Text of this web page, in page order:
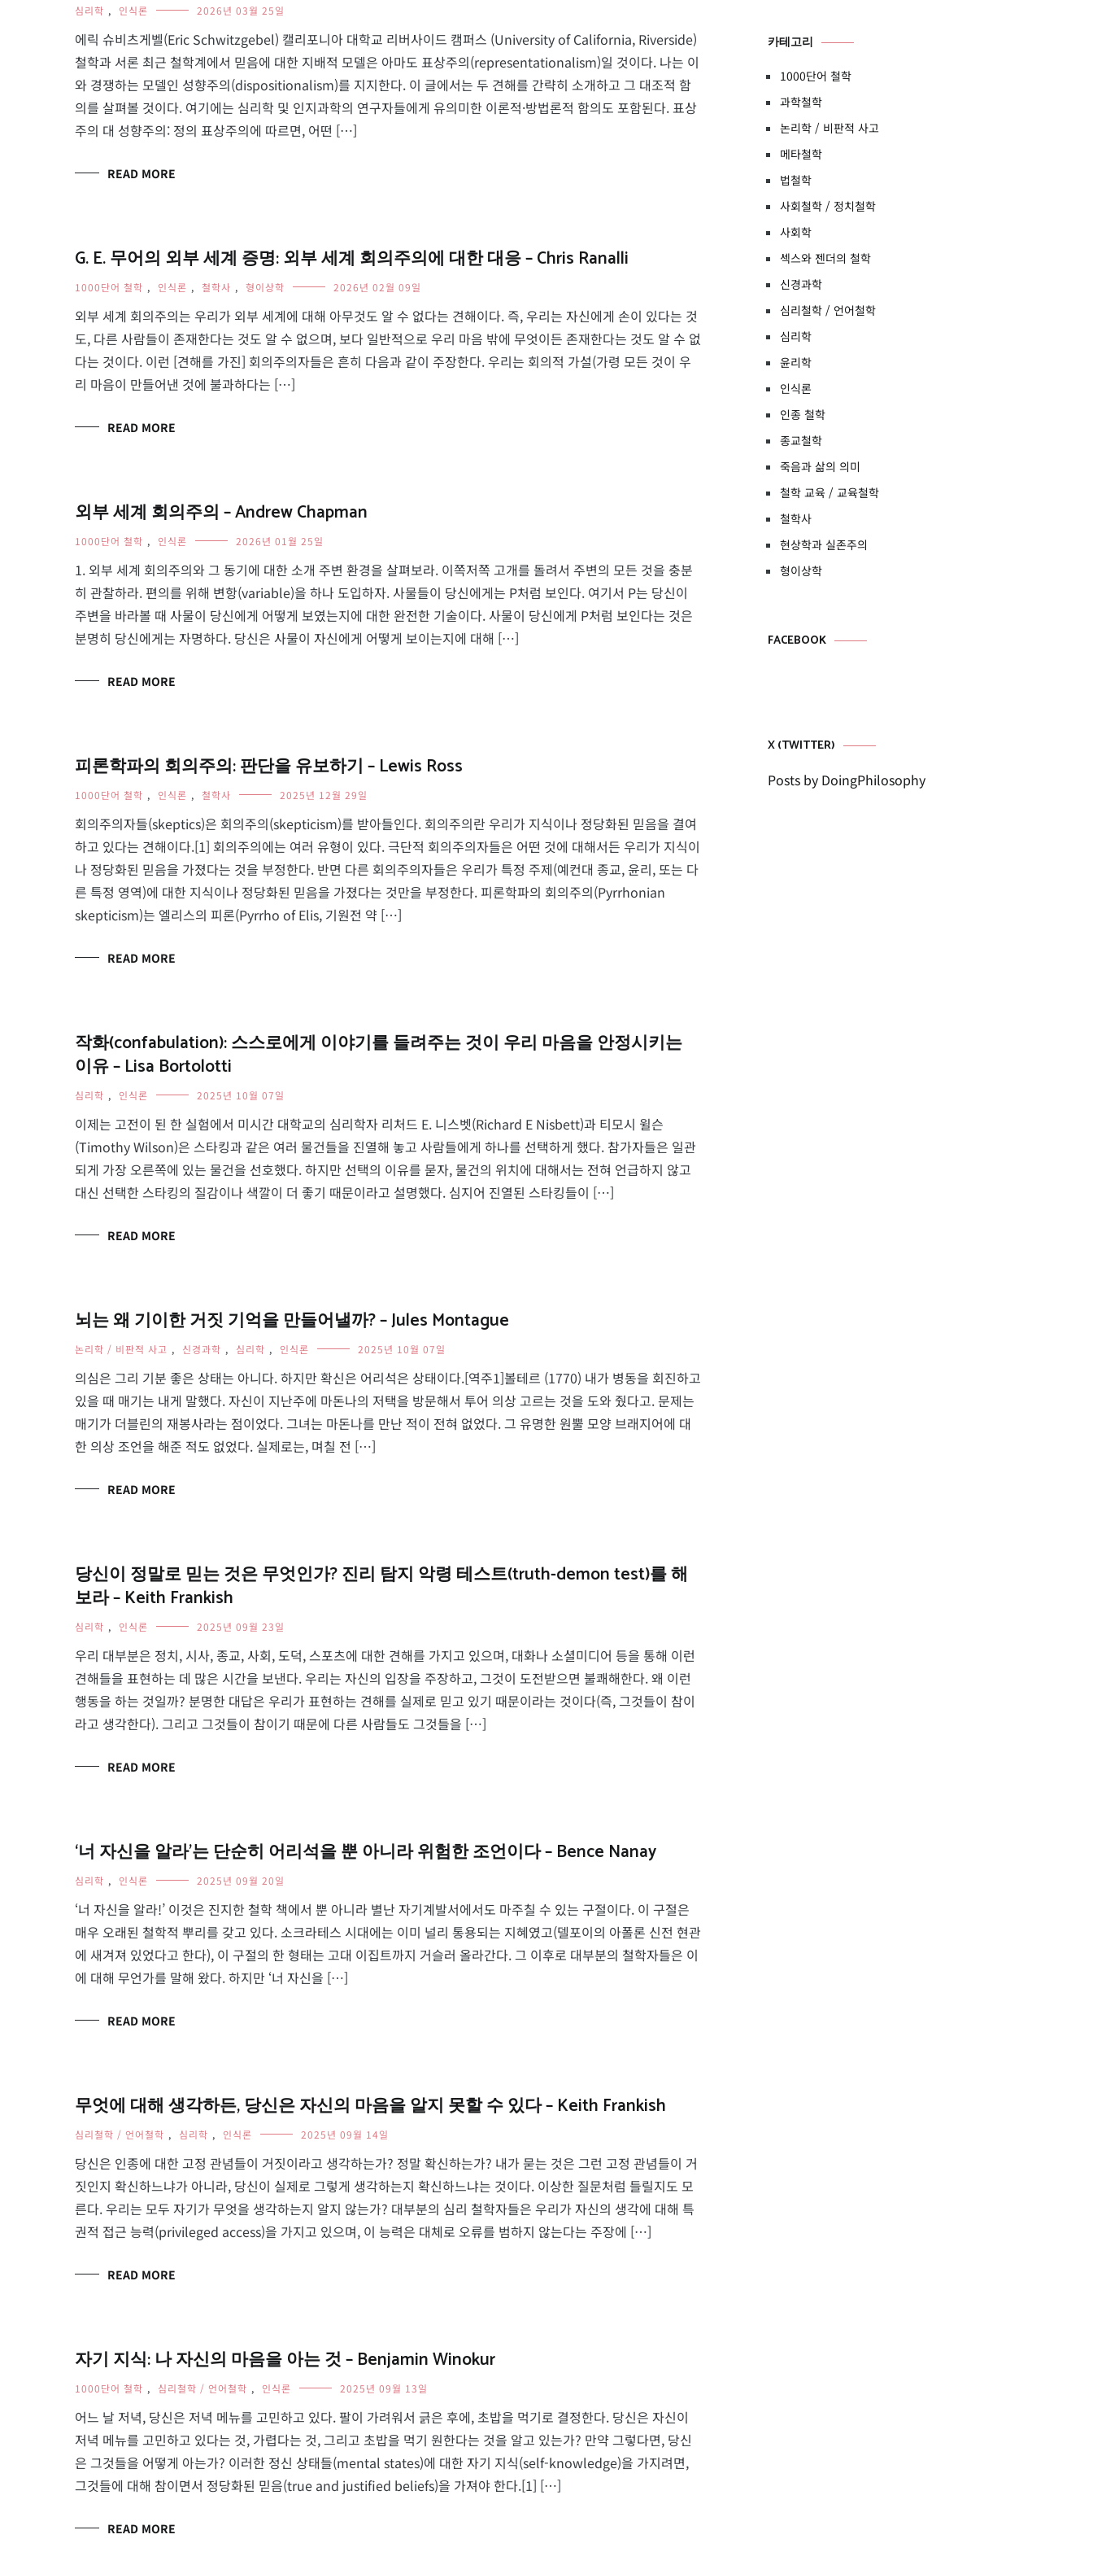
심리학 , 인식론 2026년 03월 25일
에릭 슈비츠게벨(Eric Schwitzgebel) 캘리포니아 대학교 리버사이드 캠퍼스 (University of California, Riverside)
철학과 서론 최근 철학계에서 믿음에 대한 지배적 모델은 아마도 표상주의(representationalism)일 것이다. 나는 이
와 경쟁하는 모델인 성향주의(dispositionalism)를 지지한다. 이 글에서는 두 견해를 간략히 소개하고 그 대조적 함
의를 살펴볼 것이다. 여기에는 심리학 및 인지과학의 연구자들에게 유의미한 이론적·방법론적 함의도 포함된다. 표상
주의 대 성향주의: 정의 표상주의에 따르면, 어떤 […]
READ MORE
G. E. 무어의 외부 세계 증명: 외부 세계 회의주의에 대한 대응 – Chris Ranalli
1000단어 철학 , 인식론 , 철학사 , 형이상학 2026년 02월 09일
외부 세계 회의주의는 우리가 외부 세계에 대해 아무것도 알 수 없다는 견해이다. 즉, 우리는 자신에게 손이 있다는 것
도, 다른 사람들이 존재한다는 것도 알 수 없으며, 보다 일반적으로 우리 마음 밖에 무엇이든 존재한다는 것도 알 수 없
다는 것이다. 이런 [견해를 가진] 회의주의자들은 흔히 다음과 같이 주장한다. 우리는 회의적 가설(가령 모든 것이 우
리 마음이 만들어낸 것에 불과하다는 […]
READ MORE
외부 세계 회의주의 – Andrew Chapman
1000단어 철학 , 인식론 2026년 01월 25일
1. 외부 세계 회의주의와 그 동기에 대한 소개 주변 환경을 살펴보라. 이쪽저쪽 고개를 돌려서 주변의 모든 것을 충분
히 관찰하라. 편의를 위해 변항(variable)을 하나 도입하자. 사물들이 당신에게는 P처럼 보인다. 여기서 P는 당신이
주변을 바라볼 때 사물이 당신에게 어떻게 보였는지에 대한 완전한 기술이다. 사물이 당신에게 P처럼 보인다는 것은
분명히 당신에게는 자명하다. 당신은 사물이 자신에게 어떻게 보이는지에 대해 […]
READ MORE
피론학파의 회의주의: 판단을 유보하기 – Lewis Ross
1000단어 철학 , 인식론 , 철학사 2025년 12월 29일
회의주의자들(skeptics)은 회의주의(skepticism)를 받아들인다. 회의주의란 우리가 지식이나 정당화된 믿음을 결여
하고 있다는 견해이다.[1] 회의주의에는 여러 유형이 있다. 극단적 회의주의자들은 어떤 것에 대해서든 우리가 지식이
나 정당화된 믿음을 가졌다는 것을 부정한다. 반면 다른 회의주의자들은 우리가 특정 주제(예컨대 종교, 윤리, 또는 다
른 특정 영역)에 대한 지식이나 정당화된 믿음을 가졌다는 것만을 부정한다. 피론학파의 회의주의(Pyrrhonian
skepticism)는 엘리스의 피론(Pyrrho of Elis, 기원전 약 […]
READ MORE
작화(confabulation): 스스로에게 이야기를 들려주는 것이 우리 마음을 안정시키는
이유 – Lisa Bortolotti
심리학 , 인식론 2025년 10월 07일
이제는 고전이 된 한 실험에서 미시간 대학교의 심리학자 리처드 E. 니스벳(Richard E Nisbett)과 티모시 윌슨
(Timothy Wilson)은 스타킹과 같은 여러 물건들을 진열해 놓고 사람들에게 하나를 선택하게 했다. 참가자들은 일관
되게 가장 오른쪽에 있는 물건을 선호했다. 하지만 선택의 이유를 묻자, 물건의 위치에 대해서는 전혀 언급하지 않고
대신 선택한 스타킹의 질감이나 색깔이 더 좋기 때문이라고 설명했다. 심지어 진열된 스타킹들이 […]
READ MORE
뇌는 왜 기이한 거짓 기억을 만들어낼까? – Jules Montague
논리학 / 비판적 사고 , 신경과학 , 심리학 , 인식론 2025년 10월 07일
의심은 그리 기분 좋은 상태는 아니다. 하지만 확신은 어리석은 상태이다.[역주1]볼테르 (1770) 내가 병동을 회진하고
있을 때 매기는 내게 말했다. 자신이 지난주에 마돈나의 저택을 방문해서 투어 의상 고르는 것을 도와 줬다고. 문제는
매기가 더블린의 재봉사라는 점이었다. 그녀는 마돈나를 만난 적이 전혀 없었다. 그 유명한 원뿔 모양 브래지어에 대
한 의상 조언을 해준 적도 없었다. 실제로는, 며칠 전 […]
READ MORE
당신이 정말로 믿는 것은 무엇인가? 진리 탐지 악령 테스트(truth-demon test)를 해
보라 – Keith Frankish
심리학 , 인식론 2025년 09월 23일
우리 대부분은 정치, 시사, 종교, 사회, 도덕, 스포츠에 대한 견해를 가지고 있으며, 대화나 소셜미디어 등을 통해 이런
견해들을 표현하는 데 많은 시간을 보낸다. 우리는 자신의 입장을 주장하고, 그것이 도전받으면 불쾌해한다. 왜 이런
행동을 하는 것일까? 분명한 대답은 우리가 표현하는 견해를 실제로 믿고 있기 때문이라는 것이다(즉, 그것들이 참이
라고 생각한다). 그리고 그것들이 참이기 때문에 다른 사람들도 그것들을 […]
READ MORE
‘너 자신을 알라’는 단순히 어리석을 뿐 아니라 위험한 조언이다 – Bence Nanay
심리학 , 인식론 2025년 09월 20일
‘너 자신을 알라!’ 이것은 진지한 철학 책에서 뿐 아니라 별난 자기계발서에서도 마주칠 수 있는 구절이다. 이 구절은
매우 오래된 철학적 뿌리를 갖고 있다. 소크라테스 시대에는 이미 널리 통용되는 지혜였고(델포이의 아폴론 신전 현관
에 새겨져 있었다고 한다), 이 구절의 한 형태는 고대 이집트까지 거슬러 올라간다. 그 이후로 대부분의 철학자들은 이
에 대해 무언가를 말해 왔다. 하지만 ‘너 자신을 […]
READ MORE
무엇에 대해 생각하든, 당신은 자신의 마음을 알지 못할 수 있다 – Keith Frankish
심리철학 / 언어철학 , 심리학 , 인식론 2025년 09월 14일
당신은 인종에 대한 고정 관념들이 거짓이라고 생각하는가? 정말 확신하는가? 내가 묻는 것은 그런 고정 관념들이 거
짓인지 확신하느냐가 아니라, 당신이 실제로 그렇게 생각하는지 확신하느냐는 것이다. 이상한 질문처럼 들릴지도 모
른다. 우리는 모두 자기가 무엇을 생각하는지 알지 않는가? 대부분의 심리 철학자들은 우리가 자신의 생각에 대해 특
권적 접근 능력(privileged access)을 가지고 있으며, 이 능력은 대체로 오류를 범하지 않는다는 주장에 […]
READ MORE
자기 지식: 나 자신의 마음을 아는 것 – Benjamin Winokur
1000단어 철학 , 심리철학 / 언어철학 , 인식론 2025년 09월 13일
어느 날 저녁, 당신은 저녁 메뉴를 고민하고 있다. 팔이 가려워서 긁은 후에, 초밥을 먹기로 결정한다. 당신은 자신이
저녁 메뉴를 고민하고 있다는 것, 가렵다는 것, 그리고 초밥을 먹기 원한다는 것을 알고 있는가? 만약 그렇다면, 당신
은 그것들을 어떻게 아는가? 이러한 정신 상태들(mental states)에 대한 자기 지식(self-knowledge)을 가지려면,
그것들에 대해 참이면서 정당화된 믿음(true and justified beliefs)을 가져야 한다.[1] […]
READ MORE
카테고리
1000단어 철학
과학철학
논리학 / 비판적 사고
메타철학
법철학
사회철학 / 정치철학
사회학
섹스와 젠더의 철학
신경과학
심리철학 / 언어철학
심리학
윤리학
인식론
인종 철학
종교철학
죽음과 삶의 의미
철학 교육 / 교육철학
철학사
현상학과 실존주의
형이상학
FACEBOOK
X (TWITTER)
Posts by DoingPhilosophy